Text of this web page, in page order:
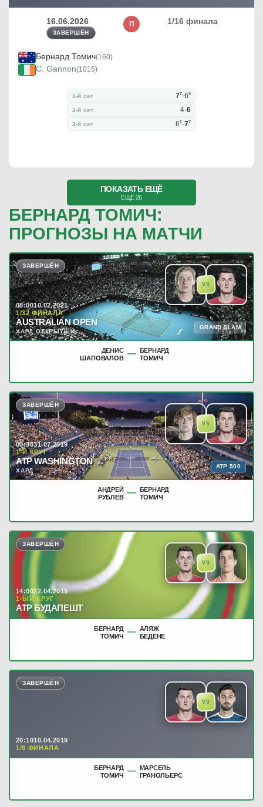
16.06.2026
ЗАВЕРШЁН
1/16 финала
П
Бернард Томич(160)
C. Gannon(1015)
1-й сет 77-64
2-й сет 4-6
3-й сет 61-77
ПОКАЗАТЬ ЕЩЁ
ЕЩЁ 26
БЕРНАРД ТОМИЧ:
ПРОГНОЗЫ НА МАТЧИ
VS
ЗАВЕРШЁН
08:0010.02.2021
1/32 ФИНАЛА
AUSTRALIAN OPEN
ХАРД ОТКРЫТЫЙ
GRAND SLAM
ДЕНИС
ШАПОВАЛОВ — БЕРНАРД
ТОМИЧ
VS
ЗАВЕРШЁН
00:3031.07.2019
1-Й КРУГ
ATP WASHINGTON
ХАРД
ATP 500
АНДРЕЙ
РУБЛЕВ — БЕРНАРД
ТОМИЧ
VS
ЗАВЕРШЁН
14:0022.04.2019
1-ЫЙ КРУГ
ATP БУДАПЕШТ
БЕРНАРД
ТОМИЧ — АЛЯЖ
БЕДЕНЕ
VS
ЗАВЕРШЁН
20:1010.04.2019
1/8 ФИНАЛА
БЕРНАРД
ТОМИЧ — МАРСЕЛЬ
ГРАНОЛЬЕРС